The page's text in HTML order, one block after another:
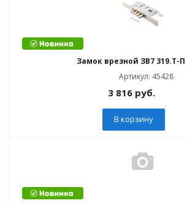
Замок врезной ЗВ7 319.Т-П
Артикул: 45428
3 816руб.
В корзину